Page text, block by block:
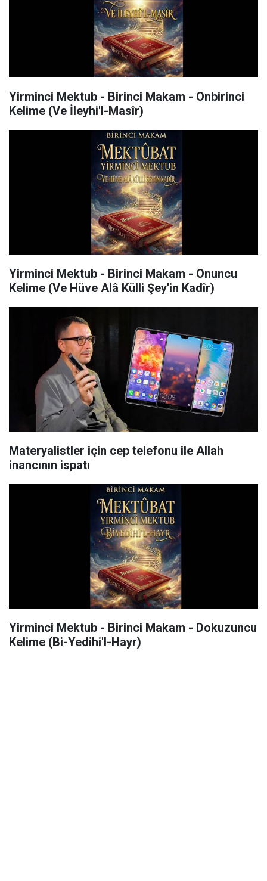
Yirminci Mektub - Birinci Makam - Onbirinci
Kelime (Ve İleyhi'l-Masîr)
Yirminci Mektub - Birinci Makam - Onuncu
Kelime (Ve Hüve Alâ Külli Şey'in Kadîr)
Materyalistler için cep telefonu ile Allah
inancının ispatı
Yirminci Mektub - Birinci Makam - Dokuzuncu
Kelime (Bi-Yedihi'l-Hayr)